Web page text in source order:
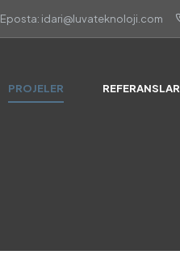
Eposta: idari@luvateknoloji.com
PROJELER REFERANSLAR